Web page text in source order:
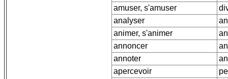
amuser, s'amuser
analyser
animer, s'animer
annoncer
annoter
apercevoir